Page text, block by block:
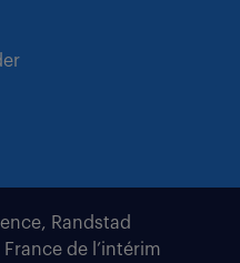
Randstad
de l’intérim